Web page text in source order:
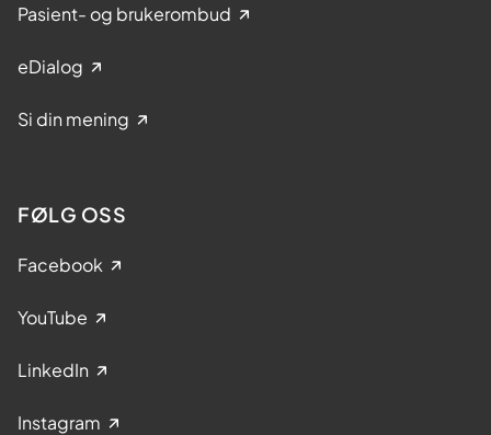
Pasient- og brukerombud
eDialog
Si din mening
FØLG OSS
Facebook
YouTube
LinkedIn
Instagram